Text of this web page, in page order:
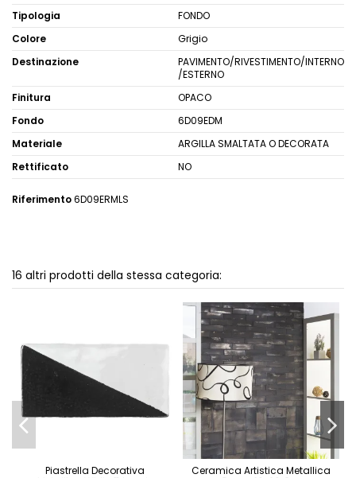
Tipologia
FONDO
Colore
Grigio
Destinazione
PAVIMENTO/RIVESTIMENTO/INTERNO
/ESTERNO
Finitura
OPACO
Fondo
6D09EDM
Materiale
ARGILLA SMALTATA O DECORATA
Rettificato
NO
Riferimento6D09ERMLS
16 altri prodotti della stessa categoria:
Piastrella Decorativa
Ceramica Artistica Metallica